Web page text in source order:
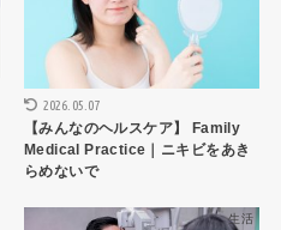
2026.05.07
【みんなのヘルスケア】 Family
Medical Practice｜ニキビをあき
らめないで
生活